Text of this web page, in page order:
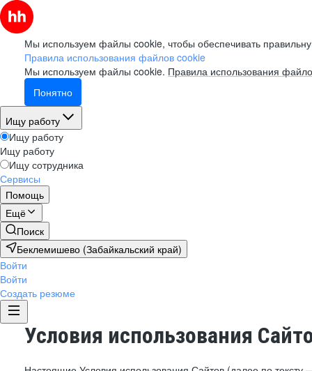
Мы используем файлы cookie, чтобы обеспечивать
Правила использования файлов cookie
Мы используем файлы cookie. Правила использования
Понятно
Ищу работу
Ищу работу
Ищу работу
Ищу сотрудника
Сервисы
Помощь
Ещё
Поиск
Беклемишево (Забайкальский край)
Войти
Войти
Создать резюме
Условия использования